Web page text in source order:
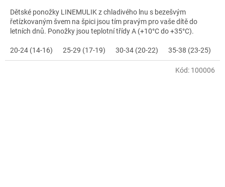
Dětské ponožky LINEMULIK z chladivého lnu s bezešvým
řetízkovaným švem na špici jsou tím pravým pro vaše dítě do
letních dnů. Ponožky jsou teplotní třídy A (+10°C do +35°C).
20-24 (14-16) 25-29 (17-19) 30-34 (20-22) 35-38 (23-25)
Kód: 100006